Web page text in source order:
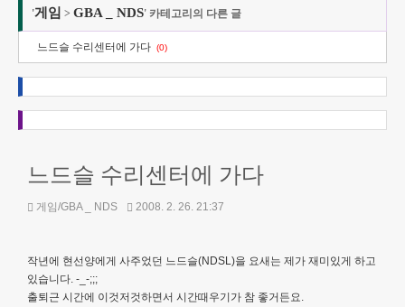
'게임 > GBA _ NDS' 카테고리의 다른 글
느드슬 수리센터에 가다 (0)
느드슬 수리센터에 가다
게임/GBA _ NDS 2008. 2. 26. 21:37
작년에 현선양에게 사주었던 느드슬(NDSL)을 요새는 제가 재미있게 하고
있습니다. -_-;;;
출퇴근 시간에 이것저것하면서 시간때우기가 참 좋거든요.